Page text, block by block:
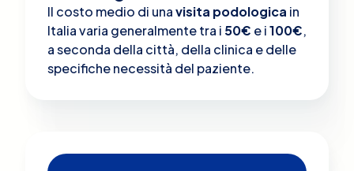
Il costo medio di unavisita podologica in
Italia varia generalmente tra i 50€ e i100€,
a seconda della città, della clinica e delle
specifiche necessità del paziente.